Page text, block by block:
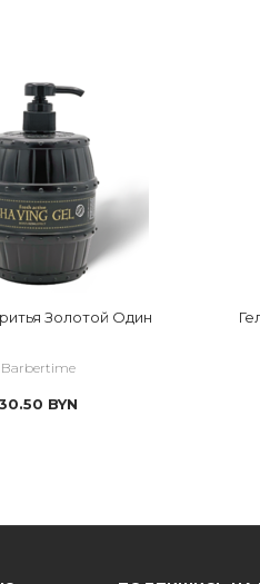
Золотой Один
Barbertime
BYN